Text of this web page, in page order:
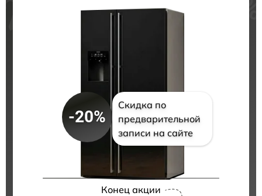
-20%
Скидка по
предварительной
записи на сайте
Конец акции